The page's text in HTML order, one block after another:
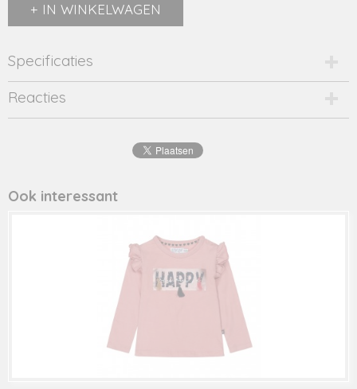
IN WINKELWAGEN
Specificaties
Productcode
48356-17098
Reacties
Ook interessant